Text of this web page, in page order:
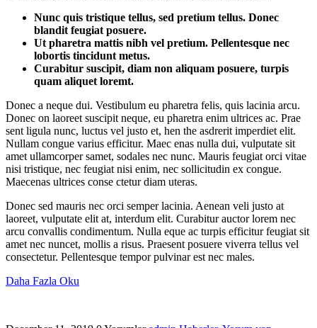
Nunc quis tristique tellus, sed pretium tellus. Donec
blandit feugiat posuere.
Ut pharetra mattis nibh vel pretium. Pellentesque nec
lobortis tincidunt metus.
Curabitur suscipit, diam non aliquam posuere, turpis
quam aliquet loremt.
Donec a neque dui. Vestibulum eu pharetra felis, quis lacinia arcu.
Donec on laoreet suscipit neque, eu pharetra enim ultrices ac. Prae
sent ligula nunc, luctus vel justo et, hen the asdrerit imperdiet elit.
Nullam congue varius efficitur. Maec enas nulla dui, vulputate sit
amet ullamcorper samet, sodales nec nunc. Mauris feugiat orci vitae
nisi tristique, nec feugiat nisi enim, nec sollicitudin ex congue.
Maecenas ultrices conse ctetur diam uteras.
Donec sed mauris nec orci semper lacinia. Aenean veli justo at
laoreet, vulputate elit at, interdum elit. Curabitur auctor lorem nec
arcu convallis condimentum. Nulla eque ac turpis efficitur feugiat sit
amet nec nuncet, mollis a risus. Praesent posuere viverra tellus vel
consectetur. Pellentesque tempor pulvinar est nec males.
Daha Fazla Oku